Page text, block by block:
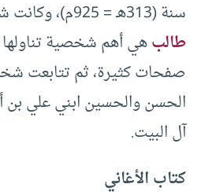
سنة (313هـ = 925م)، وكانت شخصية
طالبهي أهم شخصية تناولها
صفحات كثيرة، ثم تتابعت
الحسن والحسين ابني علي
آل البيت.
كتاب الأغاني